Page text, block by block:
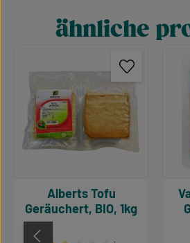
Produktgalerie überspringen
ähnliche
Alberts Tofu
Geräuchert, BIO, 1kg